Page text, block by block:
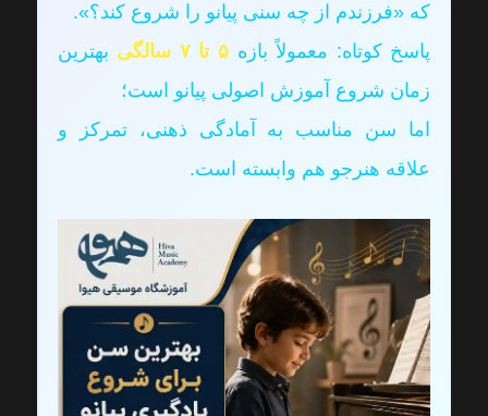
که «فرزندم از چه سنی پیانو را شروع کند؟».
پاسخ کوتاه: معمولاً بازه ۵ تا ۷ سالگی
بهترین
زمان شروع آموزش اصولی پیانو است؛
اما سن مناسب به آمادگی ذهنی، تمرکز و
علاقه هنرجو هم وابسته است.